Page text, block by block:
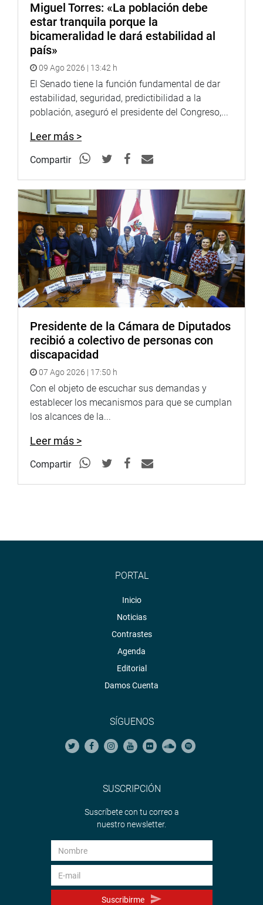
Miguel Torres: «La población debe
estar tranquila porque la
bicameralidad le dará estabilidad al
país»
09 Ago 2026 | 13:42 h
El Senado tiene la función fundamental de dar
estabilidad, seguridad, predictibilidad a la
población, aseguró el presidente del Congreso,...
Leer más >
Compartir
Presidente de la Cámara de Diputados
recibió a colectivo de personas con
discapacidad
07 Ago 2026 | 17:50 h
Con el objeto de escuchar sus demandas y
establecer los mecanismos para que se cumplan
los alcances de la...
Leer más >
Compartir
PORTAL
Inicio
Noticias
Contrastes
Agenda
Editorial
Damos Cuenta
SÍGUENOS
SUSCRIPCIÓN
Suscríbete con tu correo a
nuestro newsletter.
Suscribirme